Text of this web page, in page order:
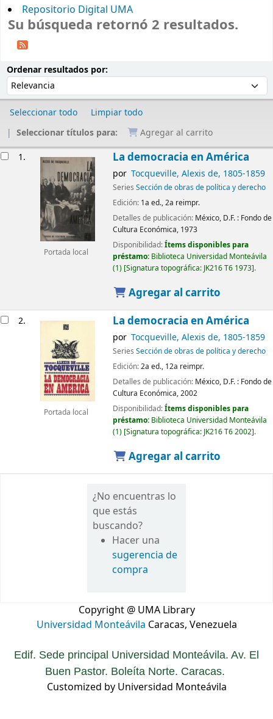
Repositorio Digital UMA
Su búsqueda retornó 2 resultados.
Ordenar resultados por:
Seleccionar todo
Limpiar todo
Seleccionar títulos para:
Agregar al carrito
1.
Portada local
La democracia en América
por Tocqueville, Alexis de, 1805-1859
Series Sección de obras de política y derecho
Edición: 1a ed., 2a reimpr.
Detalles de publicación: México, D.F. : Fondo de
Cultura Económica, 1973
Disponibilidad:Ítems disponibles para
préstamo: Biblioteca Universidad Monteávila
(1) Signatura topográfica: JK216 T6 1973 .
Agregar al carrito
2.
Portada local
La democracia en América
por Tocqueville, Alexis de, 1805-1859
Series Sección de obras de política y derecho
Edición:2a ed., 12a reimpr.
Detalles de publicación: México, D.F. : Fondo de
Cultura Económica,2002
Disponibilidad:Ítems disponibles para
préstamo: Biblioteca Universidad Monteávila
(1) Signatura topográfica: JK216 T6 2002 .
Agregar al carrito
¿No encuentras lo
que estás
buscando?
Hacer una
sugerencia de
compra
Copyright @ UMA Library
Universidad Monteávila Caracas, Venezuela
Edif. Sede principal Universidad Monteávila. Av. El
Buen Pastor. Boleíta Norte. Caracas.
Customized by Universidad Monteávila